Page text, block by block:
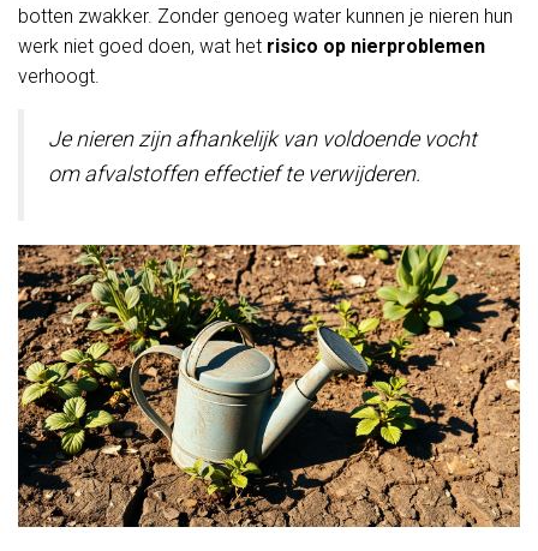
botten zwakker. Zonder genoeg water kunnen je nieren hun
werk niet goed doen, wat het risico op nierproblemen
verhoogt.
Je nieren zijn afhankelijk van voldoende vocht
om afvalstoffen effectief te verwijderen.